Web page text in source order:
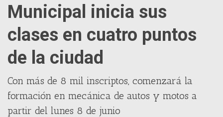
Municipal inicia sus
clases en cuatro puntos
de la ciudad
Con más de 8 mil inscriptos, comenzará la
formación en mecánica de autos y motos a
partir del lunes 8 de junio